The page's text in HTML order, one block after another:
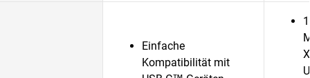
Einfache
Kompatibilität mit